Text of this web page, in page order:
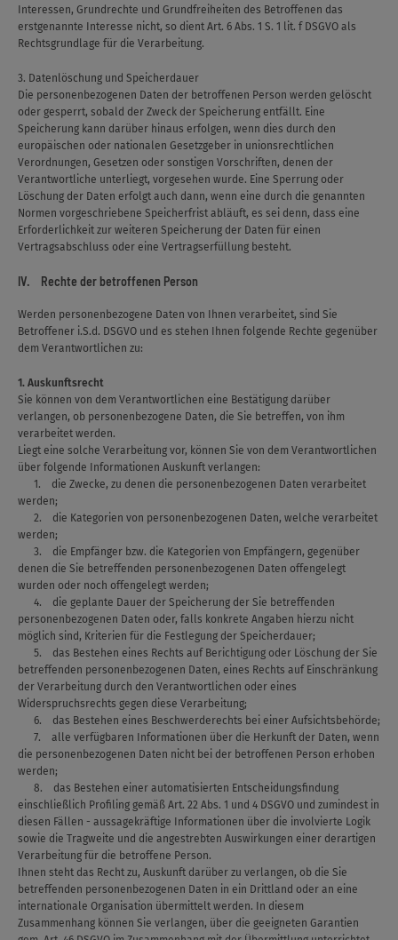
Interessen, Grundrechte und Grundfreiheiten des Betroffenen das
erstgenannte Interesse nicht, so dient Art. 6 Abs. 1 S. 1 lit. f DSGVO als
Rechtsgrundlage für die Verarbeitung.
3. Datenlöschung und Speicherdauer
Die personenbezogenen Daten der betroffenen Person werden gelöscht
oder gesperrt, sobald der Zweck der Speicherung entfällt. Eine
Speicherung kann darüber hinaus erfolgen, wenn dies durch den
europäischen oder nationalen Gesetzgeber in unionsrechtlichen
Verordnungen, Gesetzen oder sonstigen Vorschriften, denen der
Verantwortliche unterliegt, vorgesehen wurde. Eine Sperrung oder
Löschung der Daten erfolgt auch dann, wenn eine durch die genannten
Normen vorgeschriebene Speicherfrist abläuft, es sei denn, dass eine
Erforderlichkeit zur weiteren Speicherung der Daten für einen
Vertragsabschluss oder eine Vertragserfüllung besteht.
IV. Rechte der betroffenen Person
Werden personenbezogene Daten von Ihnen verarbeitet, sind Sie
Betroffener i.S.d. DSGVO und es stehen Ihnen folgende Rechte gegenüber
dem Verantwortlichen zu:
1. Auskunftsrecht
Sie können von dem Verantwortlichen eine Bestätigung darüber
verlangen, ob personenbezogene Daten, die Sie betreffen, von ihm
verarbeitet werden.
Liegt eine solche Verarbeitung vor, können Sie von dem Verantwortlichen
über folgende Informationen Auskunft verlangen:
1. die Zwecke, zu denen die personenbezogenen Daten verarbeitet
werden;
2. die Kategorien von personenbezogenen Daten, welche verarbeitet
werden;
3. die Empfänger bzw. die Kategorien von Empfängern, gegenüber
denen die Sie betreffenden personenbezogenen Daten offengelegt
wurden oder noch offengelegt werden;
4. die geplante Dauer der Speicherung der Sie betreffenden
personenbezogenen Daten oder, falls konkrete Angaben hierzu nicht
möglich sind, Kriterien für die Festlegung der Speicherdauer;
5. das Bestehen eines Rechts auf Berichtigung oder Löschung der Sie
betreffenden personenbezogenen Daten, eines Rechts auf Einschränkung
der Verarbeitung durch den Verantwortlichen oder eines
Widerspruchsrechts gegen diese Verarbeitung;
6. das Bestehen eines Beschwerderechts bei einer Aufsichtsbehörde;
7. alle verfügbaren Informationen über die Herkunft der Daten, wenn
die personenbezogenen Daten nicht bei der betroffenen Person erhoben
werden;
8. das Bestehen einer automatisierten Entscheidungsfindung
einschließlich Profiling gemäß Art. 22 Abs. 1 und 4 DSGVO und zumindest in
diesen Fällen - aussagekräftige Informationen über die involvierte Logik
sowie die Tragweite und die angestrebten Auswirkungen einer derartigen
Verarbeitung für die betroffene Person.
Ihnen steht das Recht zu, Auskunft darüber zu verlangen, ob die Sie
betreffenden personenbezogenen Daten in ein Drittland oder an eine
internationale Organisation übermittelt werden. In diesem
Zusammenhang können Sie verlangen, über die geeigneten Garantien